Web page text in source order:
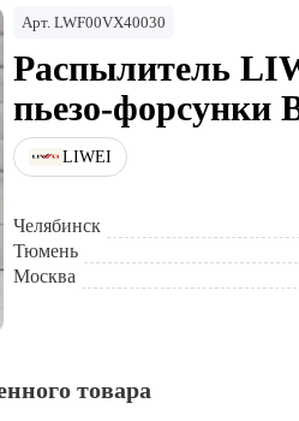
Арт. LWF00VX40030
Распылитель
пьезо-форсунки
LIWEI
Челябинск
Тюмень
Москва
товара